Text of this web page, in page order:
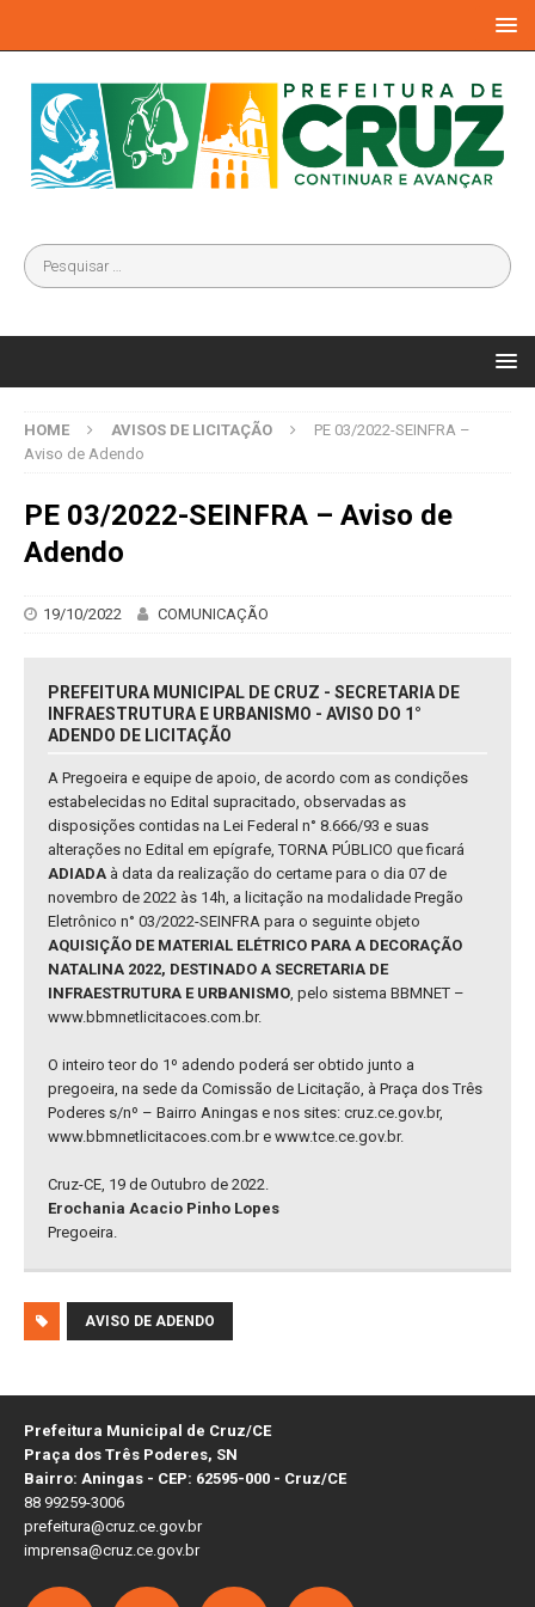
HOME AVISOS DE LICITAÇÃO
PE 03/2022-SEINFRA –
Aviso de Adendo
PE 03/2022-SEINFRA – Aviso de
Adendo
19/10/2022 COMUNICAÇÃO
PREFEITURA MUNICIPAL DE CRUZ - SECRETARIA DE
INFRAESTRUTURA E URBANISMO - AVISO DO 1°
ADENDO DE LICITAÇÃO
A Pregoeira e equipe de apoio, de acordo com as condições
estabelecidas no Edital supracitado, observadas as
disposições contidas na Lei Federal n° 8.666/93 e suas
alterações no Edital em epígrafe, TORNA PÚBLICO que ficará
ADIADA à data da realização do certame para o dia 07 de
novembro de 2022 às 14h, a licitação na modalidade Pregão
Eletrônico n° 03/2022-SEINFRA para o seguinte objeto
AQUISIÇÃO DE MATERIAL ELÉTRICO PARA A DECORAÇÃO
NATALINA 2022, DESTINADO A SECRETARIA DE
INFRAESTRUTURA E URBANISMO, pelo sistema BBMNET –
www.bbmnetlicitacoes.com.br.
O inteiro teor do 1º adendo poderá ser obtido junto a
pregoeira, na sede da Comissão de Licitação, à Praça dos Três
Poderes s/nº – Bairro Aningas e nos sites: cruz.ce.gov.br,
www.bbmnetlicitacoes.com.br e www.tce.ce.gov.br.
Cruz-CE, 19 de Outubro de 2022.
Erochania Acacio Pinho Lopes
Pregoeira.
AVISO DE ADENDO
Prefeitura Municipal de Cruz/CE
Praça dos Três Poderes, SN
Bairro: Aningas - CEP: 62595-000 - Cruz/CE
88 99259-3006
prefeitura@cruz.ce.gov.br
imprensa@cruz.ce.gov.br